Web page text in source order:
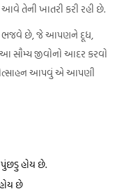
તેની ખાતરી કરી રહી છે.
ભજવે છે, જે આપણને દૂધ,
સૌમ્ય જીવોનો આદર કરવો
આપવું એ આપણી
હોય છે.
છે